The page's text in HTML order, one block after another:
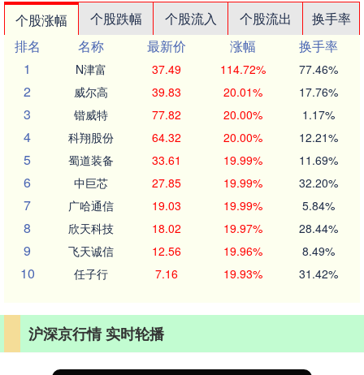
个股涨幅 个股跌幅 个股流入 个股流出
换手率
排名
名称 最新价 涨幅
换手率
1
N津富 37.49 114.72% 77.46%
2 威尔高 39.83 20.01% 17.76%
3 锴威特 77.82 20.00% 1.17%
4 科翔股份 64.32 20.00% 12.21%
5 蜀道装备 33.61 19.99% 11.69%
6 中巨芯 27.85 19.99% 32.20%
7 广哈通信 19.03 19.99% 5.84%
8 欣天科技 18.02 19.97% 28.44%
9 飞天诚信 12.56 19.96% 8.49%
10 任子行 7.16 19.93% 31.42%
沪深京行情 实时轮播